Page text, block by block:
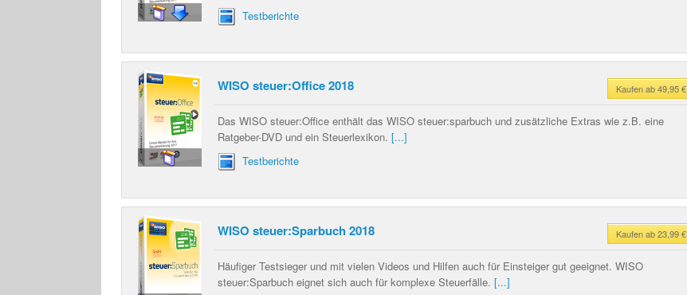
Testberichte
Kaufen ab 49,95 €
WISO steuer:Office 2018
Das WISO steuer:Office enthält das WISO steuer:sparbuch und zusätzliche Extras wie z.B. eine
Ratgeber-DVD und ein Steuerlexikon. [...]
Testberichte
Kaufen ab 23,99 €
WISO steuer:Sparbuch 2018
Häufiger Testsieger und mit vielen Videos und Hilfen auch für Einsteiger gut geeignet. WISO
steuer:Sparbuch eignet sich auch für komplexe Steuerfälle. [...]